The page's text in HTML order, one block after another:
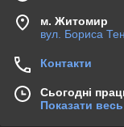
м. Житомир
вул. Бориса
Контакти
Сьогодні
Показати